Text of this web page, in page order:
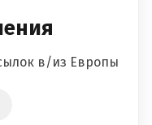
в/из Европы